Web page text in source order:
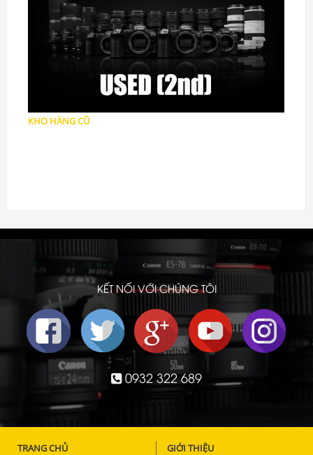
KHO HÀNG CŨ
KẾT NỐI VỚI CHÚNG TÔI
0932 322 689
TRANG CHỦ
GIỚI THIỆU